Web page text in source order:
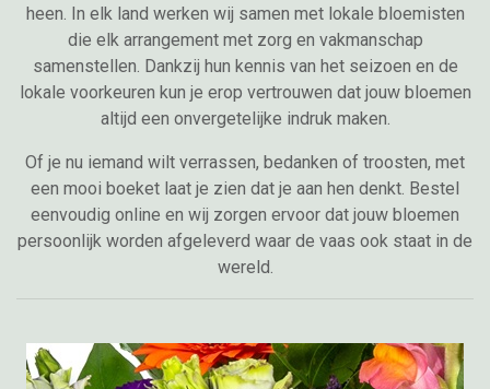
heen. In elk land werken wij samen met lokale bloemisten
die elk arrangement met zorg en vakmanschap
samenstellen. Dankzij hun kennis van het seizoen en de
lokale voorkeuren kun je erop vertrouwen dat jouw bloemen
altijd een onvergetelijke indruk maken.
Of je nu iemand wilt verrassen, bedanken of troosten, met
een mooi boeket laat je zien dat je aan hen denkt. Bestel
eenvoudig online en wij zorgen ervoor dat jouw bloemen
persoonlijk worden afgeleverd waar de vaas ook staat in de
wereld.